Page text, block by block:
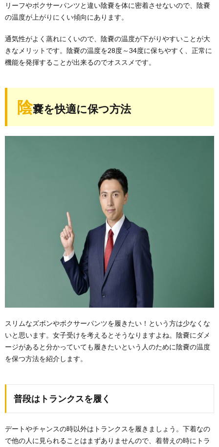
リーフやボクサーパンツと違い陰嚢を体に密着させないので、陰嚢
の温度が上がりにくい傾向にあります。
通気性がよく蒸れにくいので、陰嚢の温度が下がりやすいことが大
きなメリットです。陰嚢の温度を28度～34度に保ちやすく、正常に
機能を発揮することが出来るのでオススメです。
陰嚢を快適に保つ方法
スリムなズボンやボクサーパンツを履きたい！という方は少なくな
いと思います。女子受けを考えるとそうなりますよね。陰嚢にダメ
ージがあると分かっていても履きたいという人のために陰嚢の温度
を保つ方法を紹介します。
普段はトランクスを履く
デートやチャンスの時以外はトランクスを履きましょう。下着なの
で他の人に見られることはまずありませんので、着替えの時にトラ